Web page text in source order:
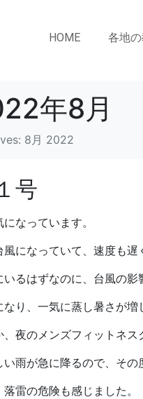
HOME 各地
年8月
8月 2022
号
なっています。
になっていて、速度も遅
いるはずなのに、台風の
り、一気に蒸し暑さが増
夜のメンズフィットネ
雨が急に降るので、その
雷の危険も感じました。